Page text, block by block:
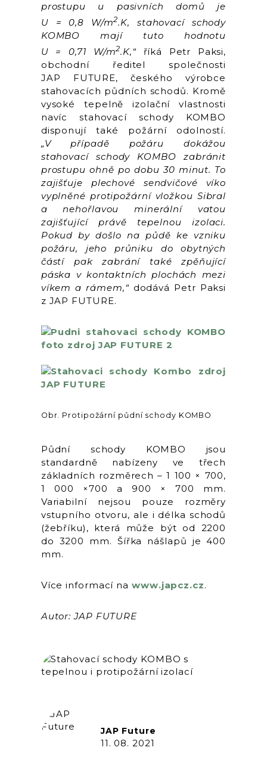
prostupu u pasivních domů je
U = 0,8 W/m2.K, stahovací schody
KOMBO mají tuto hodnotu
U = 0,71 W/m2.K,“ říká Petr Paksi,
obchodní ředitel společnosti
JAP FUTURE, českého výrobce
stahovacích půdních schodů. Kromě
vysoké tepelně izolační vlastnosti
navíc stahovací schody KOMBO
disponují také požární odolností.
„V případě požáru dokážou
stahovací schody KOMBO zabránit
prostupu ohně po dobu 30 minut. To
zajišťuje plechové sendvičové víko
vyplněné protipožární vložkou Sibral
a nehořlavou minerální vatou
zajišťující právě tepelnou izolaci.
Pokud by došlo na půdě ke vzniku
požáru, jeho průniku do obytných
částí pak zabrání také zpěňující
páska v kontaktních plochách mezi
víkem a rámem,“dodává Petr Paksi
z JAP FUTURE.
Obr. Protipožární půdní schody KOMBO
Půdní schody KOMBO jsou
standardně nabízeny ve třech
základních rozměrech – 1 100 × 700,
1 000 ×700 a 900 × 700 mm.
Variabilní nejsou pouze rozměry
vstupního otvoru, ale i délka schodů
(žebříku), která může být od 2200
do 3200 mm. Šířka nášlapů je 400
mm.
Více informací na www.japcz.cz.
Autor: JAP FUTURE
JAP Future
11. 08. 2021